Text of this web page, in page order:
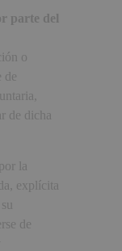
parte del
o
de
de dicha
la
explícita
de